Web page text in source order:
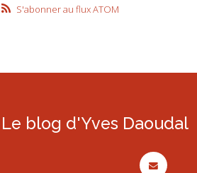
S'abonner au flux ATOM
Le blog d'Yves Daoudal